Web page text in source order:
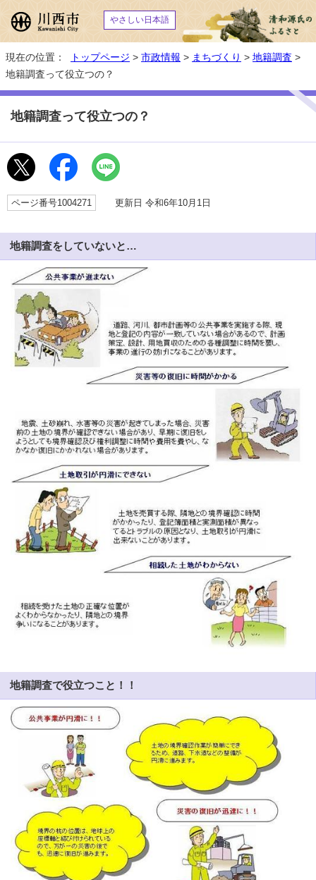
やさしい日本語
現在の位置： トップページ > 市政情報 > まちづくり > 地籍調査 >
地籍調査って役立つの？
地籍調査って役立つの？
ページ番号1004271 更新日 令和6年10月1日
地籍調査をしていないと…
地籍調査で役立つこと！！